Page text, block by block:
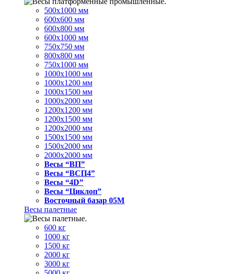
500x1000 мм
600x600 мм
600x800 мм
600x1000 мм
750x750 мм
800x800 мм
750x1000 мм
1000x1000 мм
1000x1200 мм
1000x1500 мм
1000x2000 мм
1200x1200 мм
1200x1500 мм
1200x2000 мм
1500x1500 мм
1500x2000 мм
2000x2000 мм
Весы “ВП”
Весы “ВСП4”
Весы “4D”
Весы “Циклоп”
Восточный базар 05M
Весы палетные
600 кг
1000 кг
1500 кг
2000 кг
3000 кг